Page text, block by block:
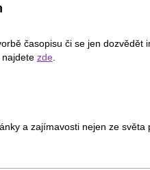
časopisu či se jen dozvědět
zde.
a zajímavosti nejen ze